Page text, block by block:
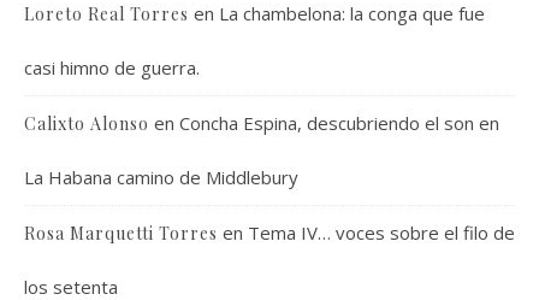
Loreto Real Torres en La chambelona: la conga que fue
casi himno de guerra.
Calixto Alonso en Concha Espina, descubriendo el son en
La Habana camino de Middlebury
Rosa Marquetti Torres en Tema IV… voces sobre el filo de
los setenta